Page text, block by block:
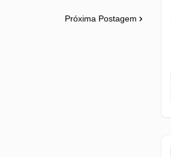
Próxima Postagem